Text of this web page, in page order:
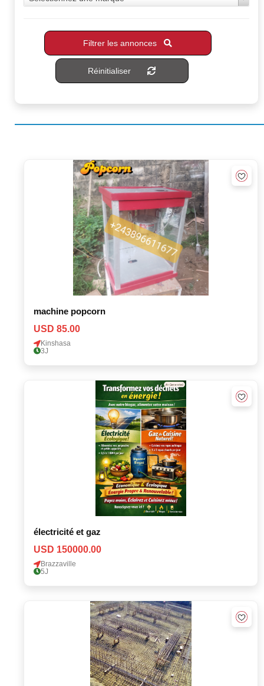
Filtrer les annonces
Réinitialiser
machine popcorn
USD 85.00
Kinshasa
3J
électricité et gaz
USD 150000.00
Brazzaville
5J